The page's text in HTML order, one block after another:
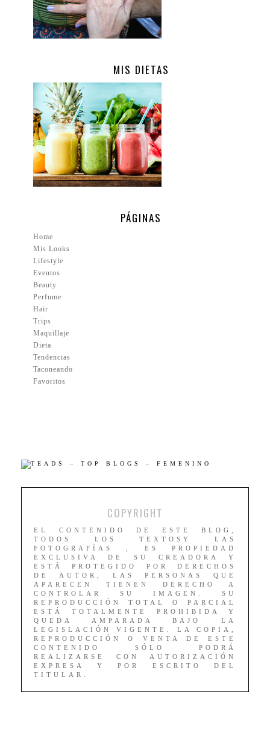
MIS DIETAS
PÁGINAS
Home
Mis Looks
Lifestyle
Eventos
Beauty
Perfume
Hair
Trips
Maquillaje
Dieta
Tendencias
Taconeando
Favoritos
COPYRIGHT
EL CONTENIDO DE ESTE BLOG,
TODOS LOS TEXTOSY LAS
FOTOGRAFÍAS , ES PROPIEDAD
EXCLUSIVA DE SU CREADORA Y
ESTÁ PROTEGIDO POR DERECHOS
DE AUTOR, LAS PERSONAS QUE
APARECEN TIENEN DERECHO A
CONTROLAR SU IMAGEN. SU
REPRODUCCIÓN TOTAL O PARCIAL
ESTÁ TOTALMENTE PROHIBIDA Y
QUEDA AMPARADA BAJO LA
LEGISLACIÓN VIGENTE. LA COPIA,
REPRODUCCIÓN O VENTA DE ESTE
CONTENIDO SÓLO PODRÁ
REALIZARSE CON AUTORIZACIÓN
EXPRESA Y POR ESCRITO DEL
TITULAR.